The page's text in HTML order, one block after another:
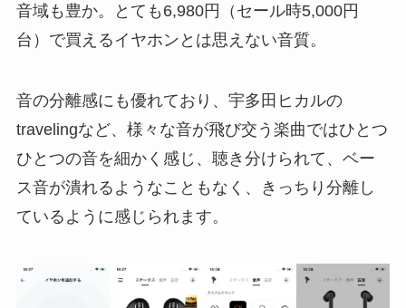
音域も豊か。とても6,980円（セール時5,000円
台）で買えるイヤホンとは思えない音質。
音の分離感にも優れており、宇多田ヒカルの
travelingなど、様々な音が飛び交う楽曲ではひとつ
ひとつの音を細かく感じ、聴き分けられて、ベー
ス音が潰れるようなこともなく、きっちり分離し
ているように感じられます。